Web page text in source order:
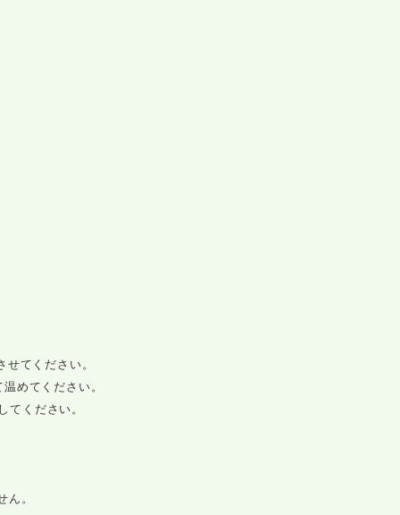
てください。
めてください。
ください。
。